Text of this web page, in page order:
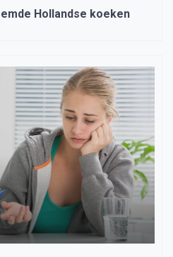
Hollandse koeken